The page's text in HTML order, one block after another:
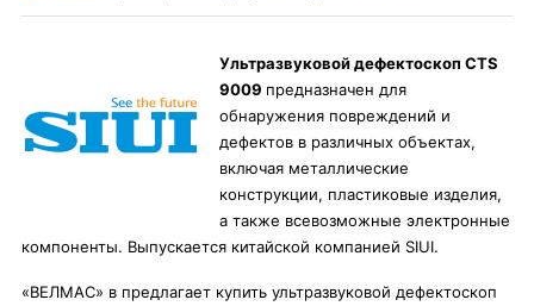
Ультразвуковой дефектоскоп CTS
9009 предназначен для
обнаружения повреждений и
дефектов в различных объектах,
включая металлические
конструкции, пластиковые изделия,
а также всевозможные электронные
компоненты. Выпускается китайской компанией SIUI.
«ВЕЛМАС» в предлагает купить ультразвуковой дефектоскоп